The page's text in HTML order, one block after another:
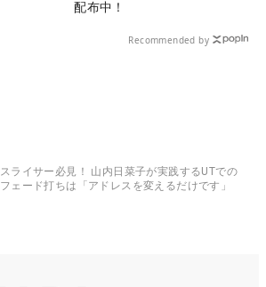
配布中！
Recommended by
スライサー必見！ 山内日菜子が実践するUTでの
フェード打ちは「アドレスを変えるだけです」